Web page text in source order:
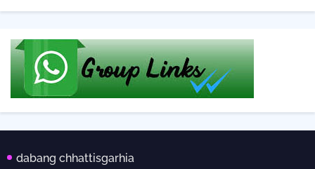
dabang chhattisgarhia